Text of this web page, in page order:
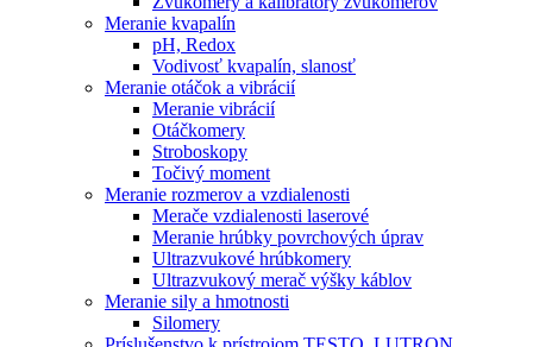
Meranie kvapalín
pH, Redox
Vodivosť kvapalín, slanosť
Meranie otáčok a vibrácií
Meranie vibrácií
Otáčkomery
Stroboskopy
Točivý moment
Meranie rozmerov a vzdialenosti
Merače vzdialenosti laserové
Meranie hrúbky povrchových úprav
Ultrazvukové hrúbkomery
Ultrazvukový merač výšky káblov
Meranie sily a hmotnosti
Silomery